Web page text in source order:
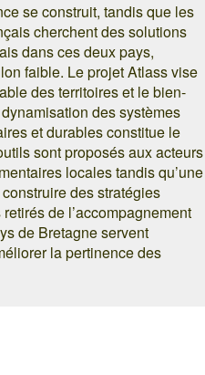
se construit, tandis que les
cherchent des solutions
dans ces deux pays,
faible. Le projet Atlass vise
des territoires et le bien-
des systèmes
et durables constitue le
sont proposés aux acteurs
locales tandis qu’une
des stratégies
de l’accompagnement
de Bretagne servent
la pertinence des